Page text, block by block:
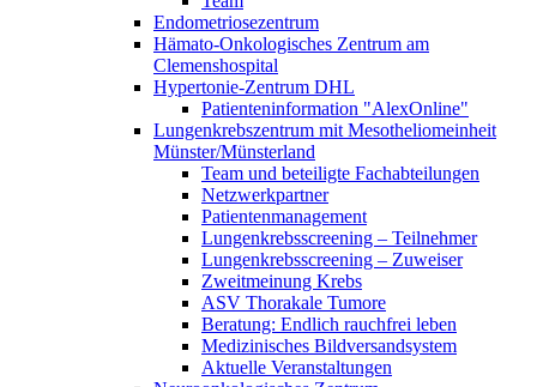
Endometriosezentrum
Hämato-Onkologisches Zentrum am
Clemenshospital
Hypertonie-Zentrum DHL
Patienteninformation "AlexOnline"
Lungenkrebszentrum mit Mesotheliomeinheit
Münster/Münsterland
Team und beteiligte Fachabteilungen
Netzwerkpartner
Patientenmanagement
Lungenkrebsscreening – Teilnehmer
Lungenkrebsscreening – Zuweiser
Zweitmeinung Krebs
ASV Thorakale Tumore
Beratung: Endlich rauchfrei leben
Medizinisches Bildversandsystem
Aktuelle Veranstaltungen